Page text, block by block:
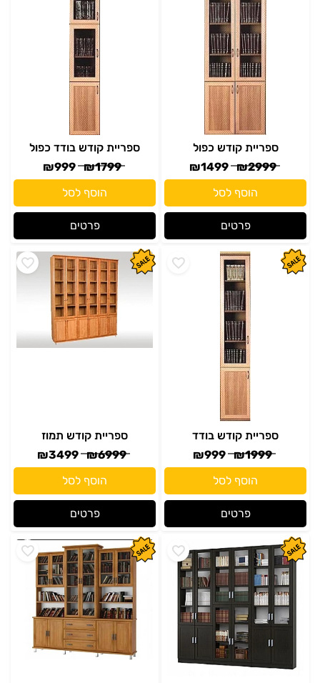
ספריית קודש כפול
₪2999
₪1499
הוסף לסל
פרטים
ספריית קודש בודד כפול
₪1799
₪999
הוסף לסל
פרטים
ספריית קודש בודד
₪1999
₪999
הוסף לסל
פרטים
ספריית קודש תמוז
₪6999
₪3499
הוסף לסל
פרטים